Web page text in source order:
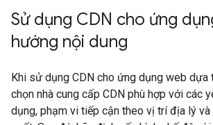
Sử dụng CDN cho ứng
hướng nội dung
Khi sử dụng CDN cho ứng dụng web dựa
chọn nhà cung cấp CDN phù hợp với các
dụng, phạm vi tiếp cận theo vị trí địa lý và